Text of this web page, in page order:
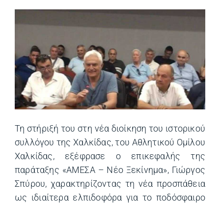
Τη στήριξή του στη νέα διοίκηση του ιστορικού
συλλόγου της Χαλκίδας, του Αθλητικού Ομίλου
Χαλκίδας, εξέφρασε ο επικεφαλής της
παράταξης «ΑΜΕΣΑ – Νέο Ξεκίνημα», Γιώργος
Σπύρου, χαρακτηρίζοντας τη νέα προσπάθεια
ως ιδιαίτερα ελπιδοφόρα για το ποδόσφαιρο